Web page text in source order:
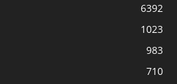
6392
1023
983
710